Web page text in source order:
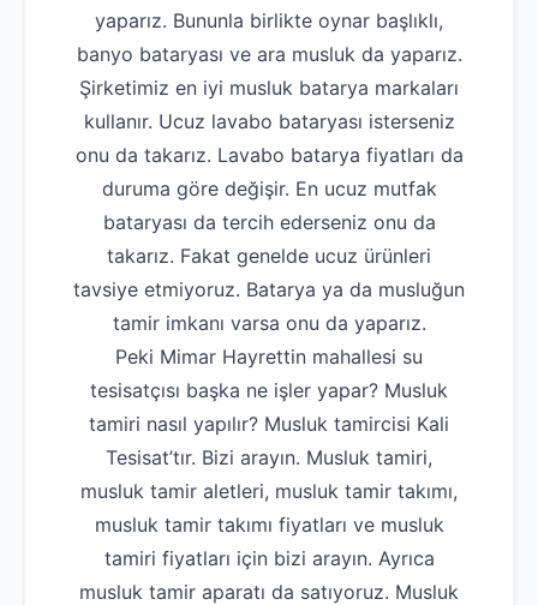
yaparız. Bununla birlikte oynar başlıklı,
banyo bataryası ve ara musluk da yaparız.
Şirketimiz en iyi musluk batarya markaları
kullanır. Ucuz lavabo bataryası isterseniz
onu da takarız. Lavabo batarya fiyatları da
duruma göre değişir. En ucuz mutfak
bataryası da tercih ederseniz onu da
takarız. Fakat genelde ucuz ürünleri
tavsiye etmiyoruz. Batarya ya da musluğun
tamir imkanı varsa onu da yaparız.
Peki Mimar Hayrettin mahallesi su
tesisatçısı başka ne işler yapar? Musluk
tamiri nasıl yapılır? Musluk tamircisi Kali
Tesisat’tır. Bizi arayın. Musluk tamiri,
musluk tamir aletleri, musluk tamir takımı,
musluk tamir takımı fiyatları ve musluk
tamiri fiyatları için bizi arayın. Ayrıca
musluk tamir aparatı da satıyoruz. Musluk